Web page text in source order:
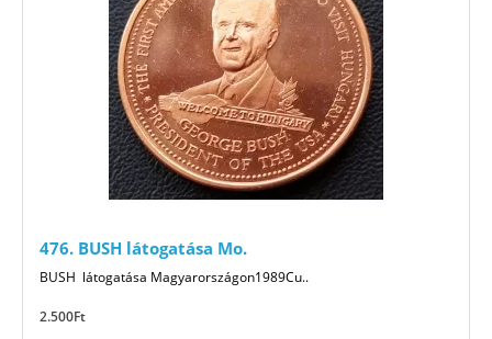
476. BUSH látogatása Mo.
BUSH látogatása Magyarországon1989Cu..
2.500Ft